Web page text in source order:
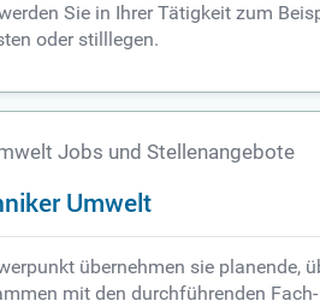
Sie in Ihrer Tätigkeit zum
oder stilllegen.
Jobs und Stellenangebote
Umwelt
übernehmen sie planende,
mit den durchführenden